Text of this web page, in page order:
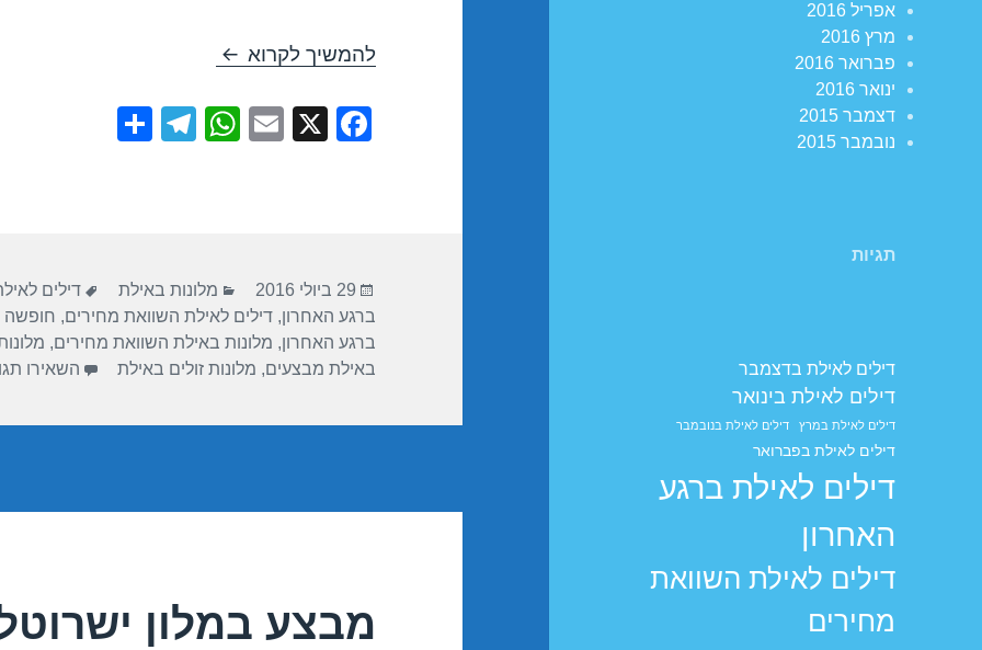
אפריל 2016
מרץ 2016
פברואר 2016
ינואר 2016
דצמבר 2015
נובמבר 2015
תגיות
דילים לאילת בדצמבר
דילים לאילת בינואר
דילים לאילת במרץ דילים לאילת בנובמבר
דילים לאילת בפברואר
דילים לאילת ברגע
האחרון
דילים לאילת השוואת
מחירים
להמשיך לקרוא מבצע במלון דן – אילת 04/08/2016
F
o
o
k
X
E
W
p
p
T
m
פורסם
בתאריך
29 ביולי 2016 קטגוריות
מלונות באילת תגיות
דילים
ברגע האחרון,דילים לאילת השוואת מחירים, חופשה
ברגע האחרון, מלונות באילת השוואת מחירים,
באילת מבצעים, מלונות זולים באילת השאירו
מבצע במלון